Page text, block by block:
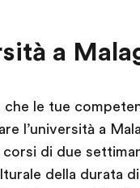
a
che le tue
l’università a
corsi di due
della durata